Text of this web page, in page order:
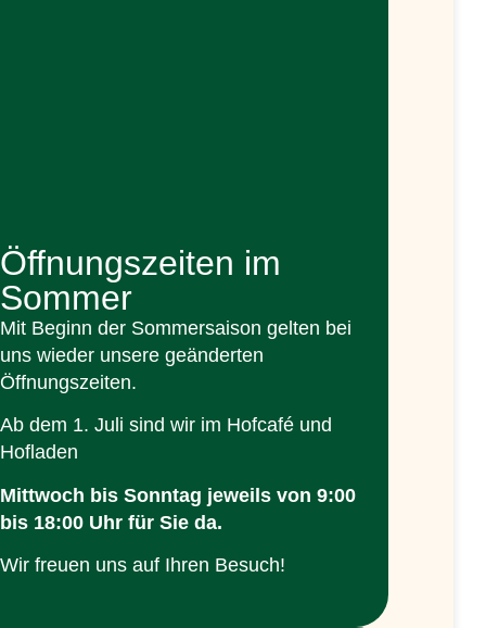
Öffnungszeiten im
Sommer
Mit Beginn der Sommersaison gelten bei
uns wieder unsere geänderten
Öffnungszeiten.
Ab dem 1. Juli sind wir im Hofcafé und
Hofladen
Mittwoch bis Sonntag jeweils von 9:00
bis 18:00 Uhr für Sie da.
Wir freuen uns auf Ihren Besuch!